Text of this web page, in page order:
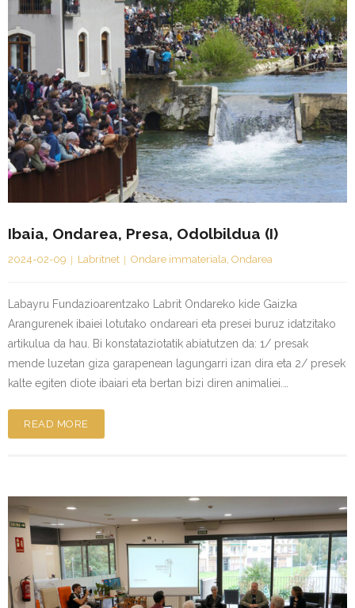
Ibaia, Ondarea, Presa, Odolbildua (I)
2024-02-09 Labritnet Ondare immateriala, Ondarea
Labayru Fundazioarentzako Labrit Ondareko kide Gaizka
Arangurenek ibaiei lotutako ondareari eta presei buruz idatzitako
artikulua da hau. Bi konstataziotatik abiatutzen da: 1/ presak
mende luzetan giza garapenean lagungarri izan dira eta 2/ presek
kalte egiten diote ibaiari eta bertan bizi diren animaliei.…
READ MORE